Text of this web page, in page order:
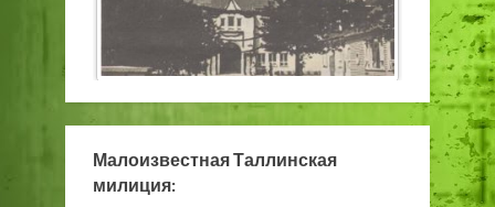
Малоизвестная Таллинская
милиция: